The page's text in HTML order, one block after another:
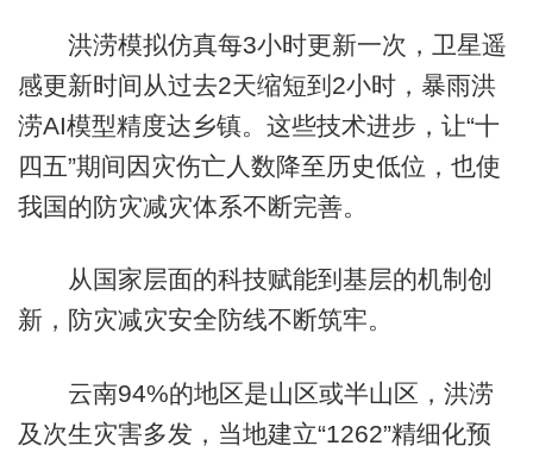
洪涝模拟仿真每3小时更新一次，卫星遥
感更新时间从过去2天缩短到2小时，暴雨洪
涝AI模型精度达乡镇。这些技术进步，让“十
四五”期间因灾伤亡人数降至历史低位，也使
我国的防灾减灾体系不断完善。
从国家层面的科技赋能到基层的机制创
新，防灾减灾安全防线不断筑牢。
云南94%的地区是山区或半山区，洪涝
及次生灾害多发，当地建立“1262”精细化预